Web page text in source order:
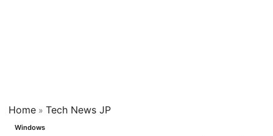
Home » Tech News JP
Windows